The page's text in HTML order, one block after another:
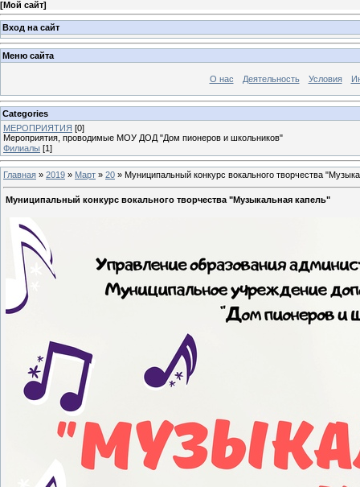
[Мой сайт]
Вход на сайт
Меню сайта
О нас Деятельность Условия
Categories
МЕРОПРИЯТИЯ [0]
Мероприятия, проводимые МОУ ДОД "Дом пионеров и школьников"
Филиалы [1]
Главная » 2019 » Март » 20 » Муниципальный конкурс вокального творчества
Муниципальный конкурс вокального творчества "Музыкальная капель"